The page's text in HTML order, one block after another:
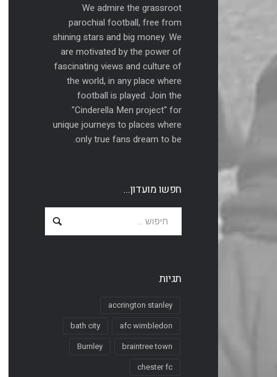
We admire the grassroot
parochial football, free from
shining stars and big money. We
are motivated by the power of
fascinating views and culture of
the world, in any place where
football is played. Join the
"Cinderella Men project" for
unique journeys to places where
only true fans dream to be.
חפשו מועדון…
תגיות
accrington stanley
afc wimbledon
bath city
braintree town
Burnley
chester fc